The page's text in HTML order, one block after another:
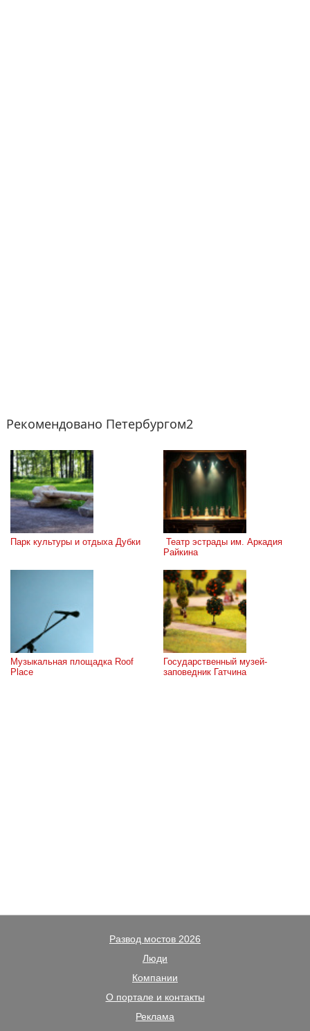
Рекомендовано Петербургом2
Парк культуры и отдыха Дубки
Райкина
Музыкальная площадка Roof
Place
Государственный музей-
заповедник Гатчина
Развод мостов 2026
Люди
Компании
О портале и контакты
Реклама